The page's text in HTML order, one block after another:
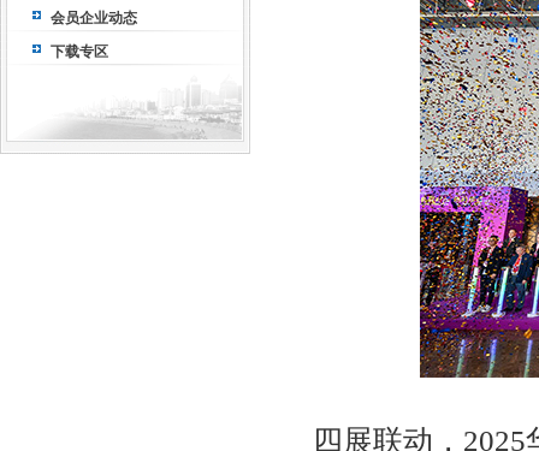
会员企业动态
下载专区
四展联动，